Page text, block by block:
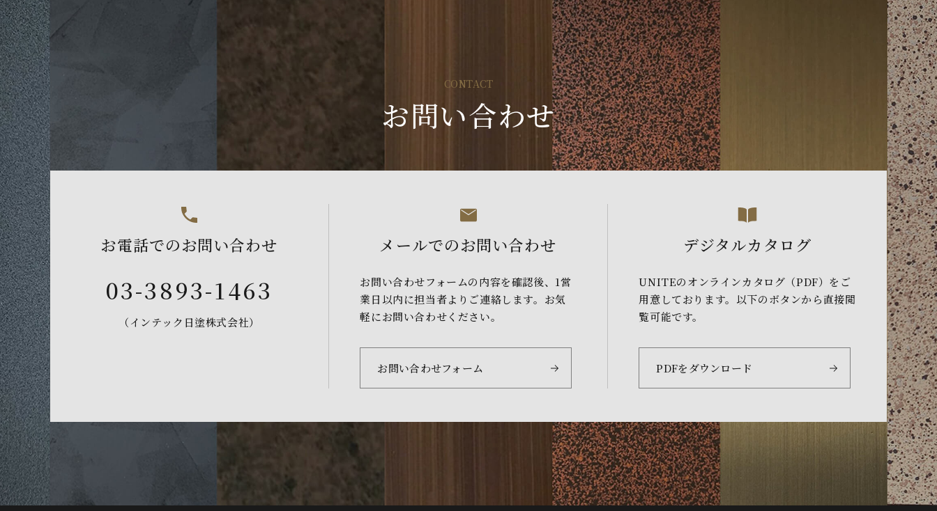
CONTACT
お問い合わせ
お電話でのお問い合わせ
03-3893-1463
（インテック日塗株式会社）
メールでのお問い合わせ
お問い合わせフォームの内容を確認後、1営
業日以内に担当者よりご連絡します。お気
軽にお問い合わせください。
お問い合わせフォーム
デジタルカタログ
UNITEのオンラインカタログ（PDF）をご
用意しております。以下のボタンから直接閲
覧可能です。
PDFをダウンロード